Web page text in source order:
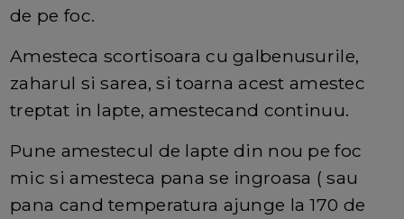
de pe foc.
Amesteca scortisoara cu galbenusurile,
zaharul si sarea, si toarna acest amestec
treptat in lapte, amestecand continuu.
Pune amestecul de lapte din nou pe foc
mic si amesteca pana se ingroasa ( sau
pana cand temperatura ajunge la 170 de